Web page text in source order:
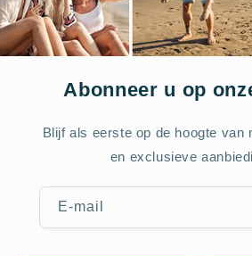
Abonneer u op
Blijf als eerste op de hoogte van
en exclusieve
E‑mail